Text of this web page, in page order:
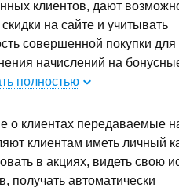
клиентов, дают
скидки на сайте и учитывать
совершенной покупки для
начислений на
полностью
о клиентах передаваемые
клиентам иметь личный
в акциях, видеть свою
получать автоматически